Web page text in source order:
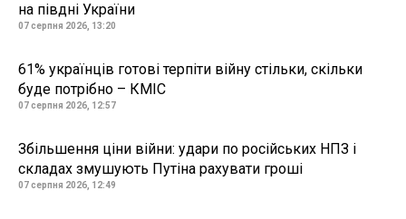
на півдні України
07 серпня 2026, 13:20
61% українців готові терпіти війну стільки, скільки
буде потрібно – КМІС
07 серпня 2026, 12:57
Збільшення ціни війни: удари по російських НПЗ і
складах змушують Путіна рахувати гроші
07 серпня 2026, 12:49